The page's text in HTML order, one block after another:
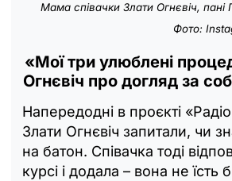
Мама співачки Злати Огнєвіч, пані
Фото:
«Мої три улюблені
Огнєвіч про догляд за
Напередодні в проєкті
Злати Огнєвіч запитали, чи
на батон. Співачка тоді
курсі і додала – вона не їсть